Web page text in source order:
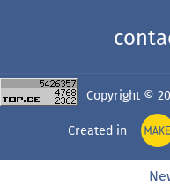
Copyright ©
Created in